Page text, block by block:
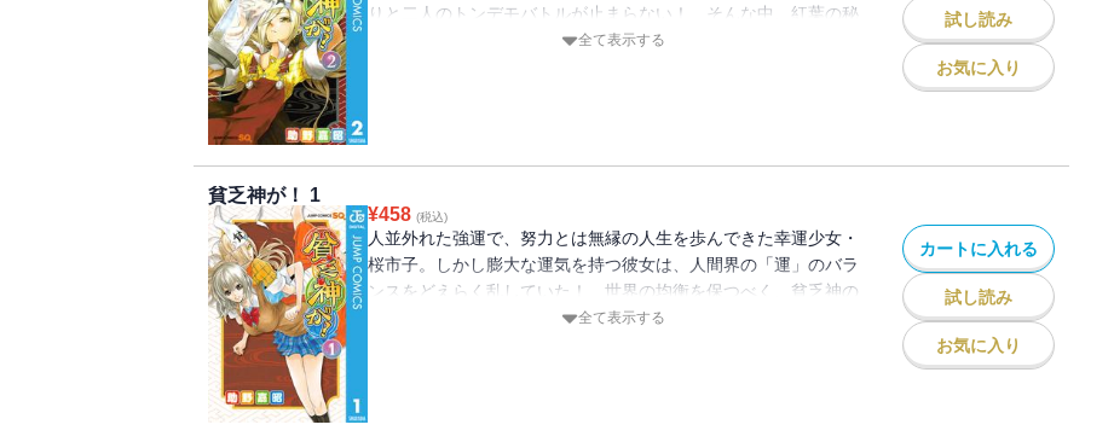
りと二人のトンデモバトルが止まらない！ そんな中、紅葉の秘
全て表示する
試し読み
お気に入り
貧乏神が！ 1
¥458 (税込)
人並外れた強運で、努力とは無縁の人生を歩んできた幸運少女・
桜市子。しかし膨大な運気を持つ彼女は、人間界の「運」のバラ
ンスをどえらく乱していた！ 世界の均衡を保つべく、貧乏神の
紅葉が市子にとり憑いた!!
全て表示する
カートに入れる
試し読み
お気に入り